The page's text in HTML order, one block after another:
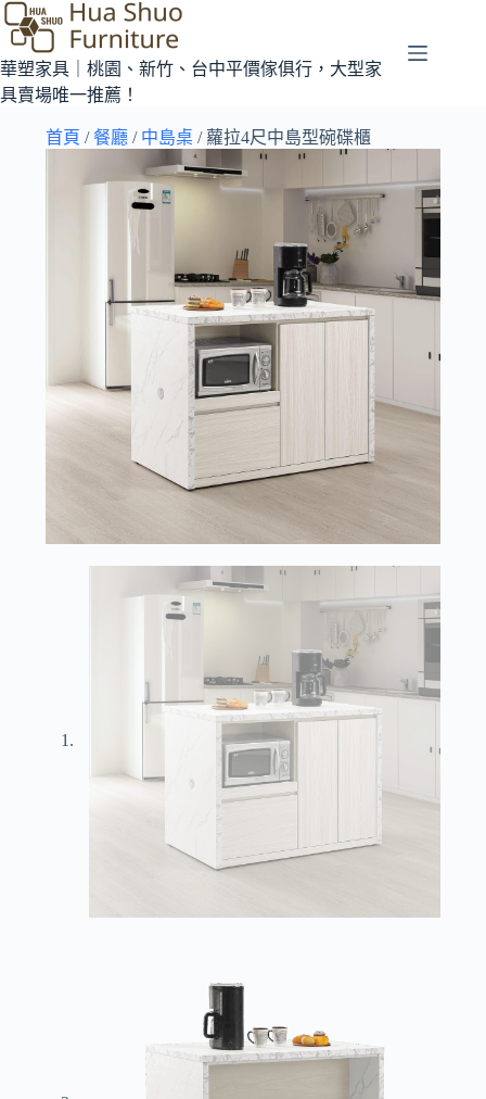
華塑家具｜桃園、新竹、台中平價傢俱行，大型家
具賣場唯一推薦！
首頁 /餐廳/ 中島桌/ 蘿拉4尺中島型碗碟櫃